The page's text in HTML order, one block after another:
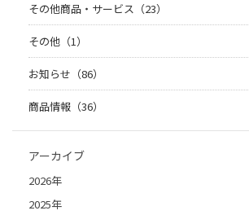
その他商品・サービス（23）
その他（1）
お知らせ（86）
商品情報（36）
アーカイブ
2026年
2025年